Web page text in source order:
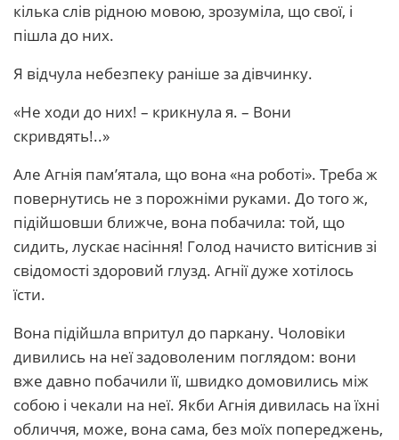
кілька слів рідною мовою, зрозуміла, що свої, і
пішла до них.
Я відчула небезпеку раніше за дівчинку.
«Не ходи до них! – крикнула я. – Вони
скривдять!..»
Але Агнія пам’ятала, що вона «на роботі». Треба ж
повернутись не з порожніми руками. До того ж,
підійшовши ближче, вона побачила: той, що
сидить, лускає насіння! Голод начисто витіснив зі
свідомості здоровий глузд. Агнії дуже хотілось
їсти.
Вона підійшла впритул до паркану. Чоловіки
дивились на неї задоволеним поглядом: вони
вже давно побачили її, швидко домовились між
собою і чекали на неї. Якби Агнія дивилась на їхні
обличчя, може, вона сама, без моїх попереджень,